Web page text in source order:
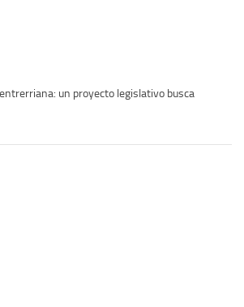
un proyecto legislativo busca